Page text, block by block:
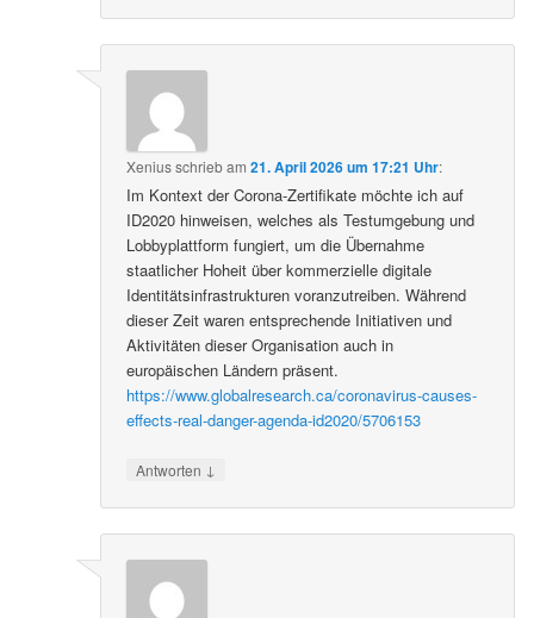
Xeniusschriebam21. April 2026 um 17:21 Uhr:
Im Kontext der Corona-Zertifikate möchte ich auf
ID2020 hinweisen, welches als Testumgebung und
Lobbyplattform fungiert, um die Übernahme
staatlicher Hoheit über kommerzielle digitale
Identitätsinfrastrukturen voranzutreiben. Während
dieser Zeit waren entsprechende Initiativen und
Aktivitäten dieser Organisation auch in
europäischen Ländern präsent.
https://www.globalresearch.ca/coronavirus-causes-
effects-real-danger-agenda-id2020/5706153
Antworten ↓